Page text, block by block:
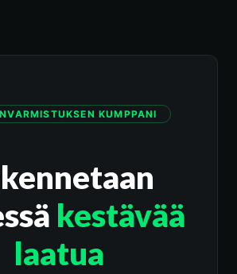
KUMPPANI
kestävää
laatua